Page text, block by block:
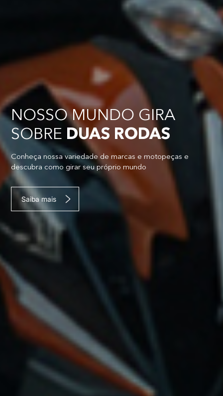
NOSSO MUNDO GIRA
SOBRE DUAS RODAS
Conheça nossa variedade de marcas e motopeças e
descubra como girar seu próprio mundo
Saiba mais